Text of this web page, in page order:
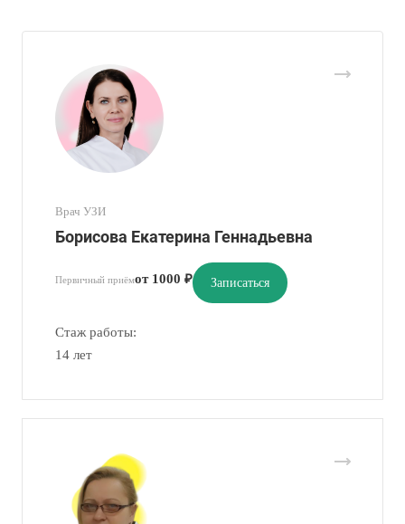
Врач УЗИ
Борисова Екатерина Геннадьевна
Первичный приёмот 1000 ₽ Записаться
Стаж работы:
14 лет